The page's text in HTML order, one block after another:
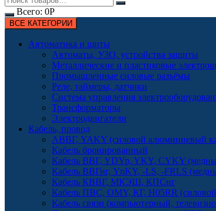
Всего: 0Р
ВСЕ КАТЕГОРИИ
Автоматика и щиты
Автоматы, УЗО, устройства защиты
Металлические и пластиковые
Промышленные силовые разъёмы
Реле, таймеры, датчики
Система управления
Трансформаторы
Электродвигатели
Кабель, провод
АВВГ, YAKY (силовой алюминиевый
Кабель бронированный
Кабель ВВГ, YDYp, YKY, CYKY
Кабель ВВГнг, YnKY, -LS, -FRLS
Кабель КВВГ, МКЭШ, КПСнг
Кабель ПВС, OMY, КГ, H05RR
Кабель связи (компьютерный,